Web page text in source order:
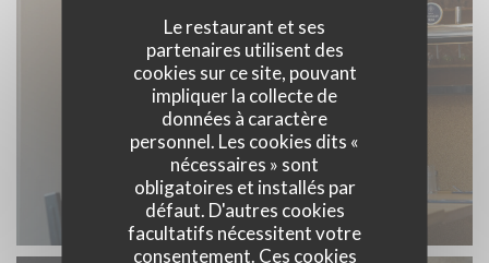
Le restaurant et ses
partenaires utilisent des
cookies sur ce site, pouvant
impliquer la collecte de
données à caractère
personnel. Les cookies dits «
nécessaires » sont
obligatoires et installés par
défaut. D'autres cookies
facultatifs nécessitent votre
consentement. Ces cookies